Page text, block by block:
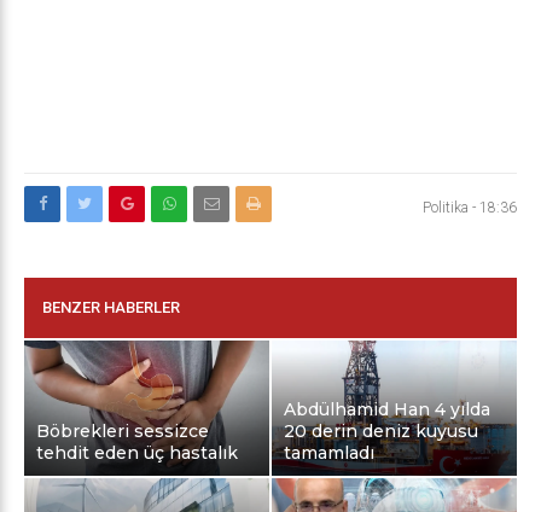
Politika - 18:36
BENZER HABERLER
Böbrekleri sessizce
tehdit eden üç hastalık
Abdülhamid Han 4 yılda
20 derin deniz kuyusu
tamamladı